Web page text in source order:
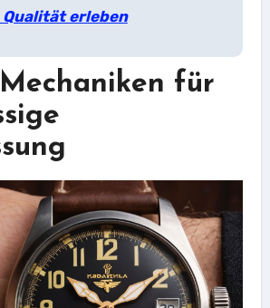
erleben
für